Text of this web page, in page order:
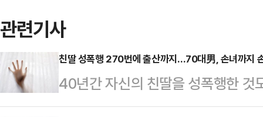
관련기사
친딸 성폭행 270번에 출산까지…70대男, 손녀까지
40년간 자신의 친딸을 성폭행한 것
70대 남성이 중형을 선고받았다.대